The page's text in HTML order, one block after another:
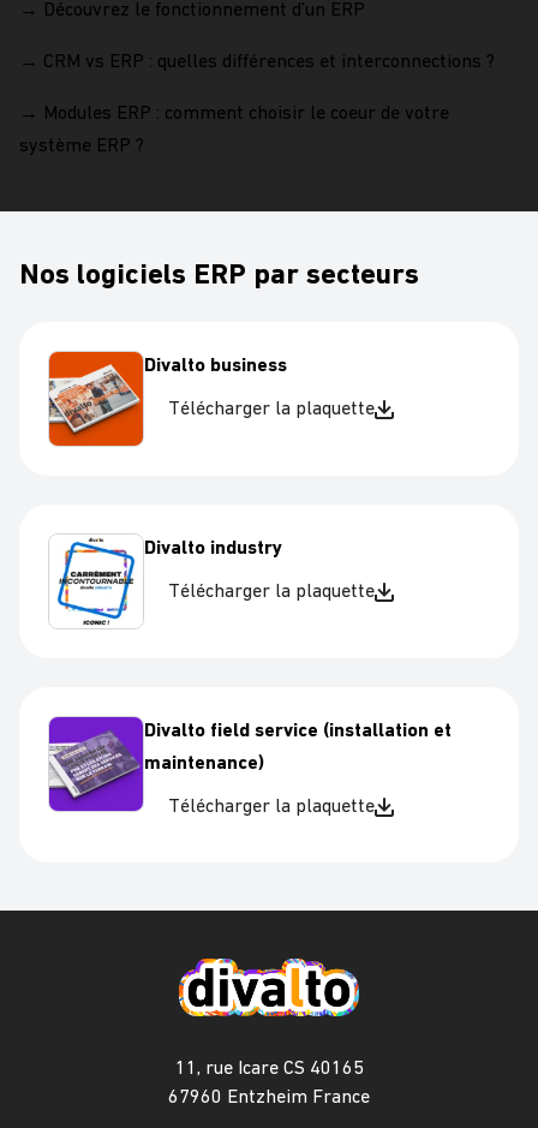
→ Découvrez le fonctionnement d’un ERP
→ CRM vs ERP : quelles différences et interconnections ?
→
Modules ERP : comment choisir le coeur de votre
système ERP ?
Nos logiciels ERP par secteurs
Divalto business
Télécharger la plaquette
Divalto industry
Télécharger la plaquette
Divalto field service (installation et
maintenance)
Télécharger la plaquette
11, rue Icare CS 40165
67960 Entzheim France